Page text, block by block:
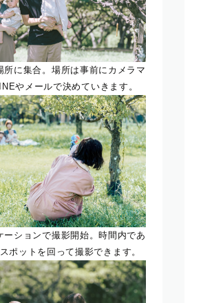
所に集合。場所は事前にカメラマ
やメールで決めていきます。
ーションで撮影開始。時間内であ
ポットを回って撮影できます。